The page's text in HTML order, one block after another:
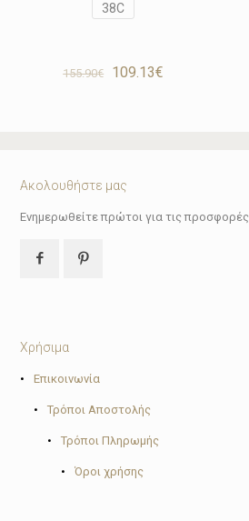
38C
155.90€
Original
109.13€
Ακολουθήστε μας
Ενημερωθείτε πρώτοι για τις προσφορές
Χρήσιμα
• Επικοινωνία
• Τρόποι Αποστολής
• Τρόποι Πληρωμής
• Όροι χρήσης